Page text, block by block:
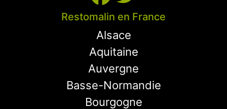
Restomalin en France
Alsace
Aquitaine
Auvergne
Basse-Normandie
Bourgogne